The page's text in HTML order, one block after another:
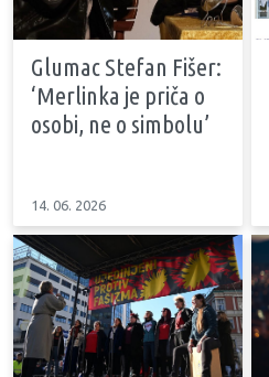
Glumac Stefan Fišer:
‘Merlinka je priča o
osobi, ne o simbolu’
14. 06. 2026